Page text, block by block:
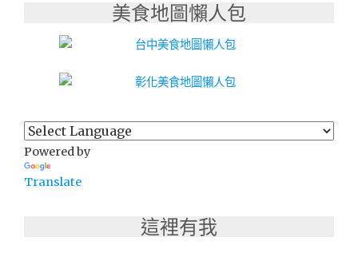
定
倒
最
持
美食地圖懶人包
Powered by
Translate
這裡有我